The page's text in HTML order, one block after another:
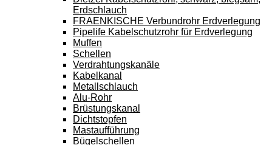
Erdschlauch
FRAENKISCHE Verbundrohr Erdverlegung
Pipelife Kabelschutzrohr für Erdverlegung
Muffen
Schellen
Verdrahtungskanäle
Kabelkanal
Metallschlauch
Alu-Rohr
Brüstungskanal
Dichtstopfen
Mastaufführung
Bügelschellen